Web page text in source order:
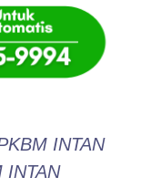
INTAN
INTAN